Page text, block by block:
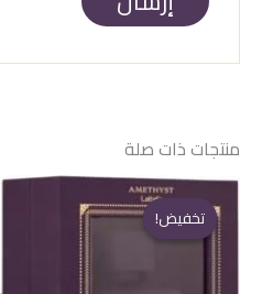
منتجات ذات صلة
تخفيض!
تخفيض!